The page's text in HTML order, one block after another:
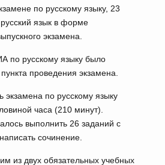
по русскому языку, 23
язык в форме
экзамена.
по русскому языку было
проведения экзамена.
экзамена по русскому языку
часа (210 минут).
выполнить 26 заданий с
сочинение.
из двух обязательных учебных